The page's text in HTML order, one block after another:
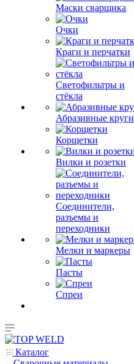
Маски сварщика
Очки
Краги и перчатки
Светофильтры и
стёкла
Абразивные круги
Корщетки
Вилки и розетки
Соединители,
разъемы и
переходники
Мелки и маркеры
Пасты
Спреи
Каталог